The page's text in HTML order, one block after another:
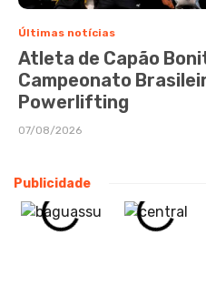
Últimas notícias
Atleta de Capão
Campeonato
Powerlifting
07/08/2026
Publicidade